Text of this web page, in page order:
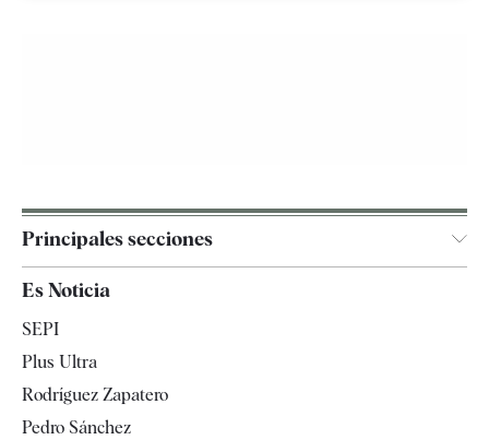
Principales secciones
España
Televisión
Es Noticia
SEPI
Plus Ultra
Rodríguez Zapatero
Pedro Sánchez